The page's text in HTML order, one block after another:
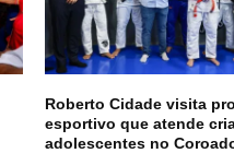
Roberto Cidade visita
esportivo que atende
adolescentes no